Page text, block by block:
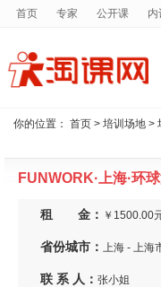
你的位置： 首页 > 培训场地 >
FUNWORK·上海·环
租 金： ￥1500.00
省份城市： 上海 - 上海
联 系 人： 张小姐
首页 专家 公开课 内